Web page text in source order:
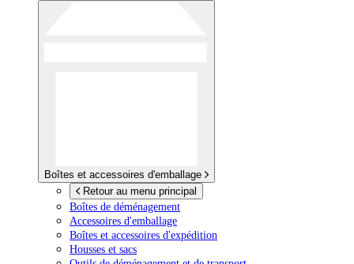
Boîtes et accessoires d'emballage
Retour au menu principal
Boîtes de déménagement
Accessoires d'emballage
Boîtes et accessoires d'expédition
Housses et sacs